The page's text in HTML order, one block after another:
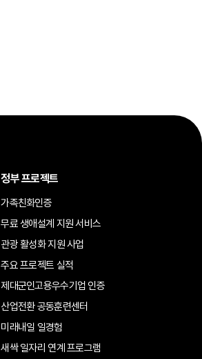
정부 프로젝트
가족친화인증
무료 생애설계 지원 서비스
관광 활성화 지원 사업
주요 프로젝트 실적
제대군인고용우수기업 인증
산업전환 공동훈련센터
미래내일 일경험
새싹 일자리 연계 프로그램